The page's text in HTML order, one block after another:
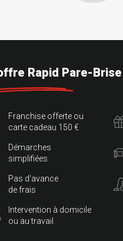
Rapid Pare-Brise
Franchise offerte ou
carte cadeau 150 €
Démarches
simplifiées
Pas d'avance
de frais
Intervention à domicile
ou au travail